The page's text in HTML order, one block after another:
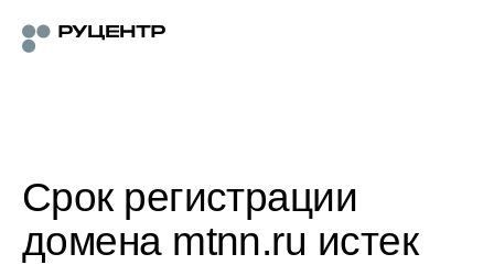
Срок регистрации
домена mtnn.ru истек